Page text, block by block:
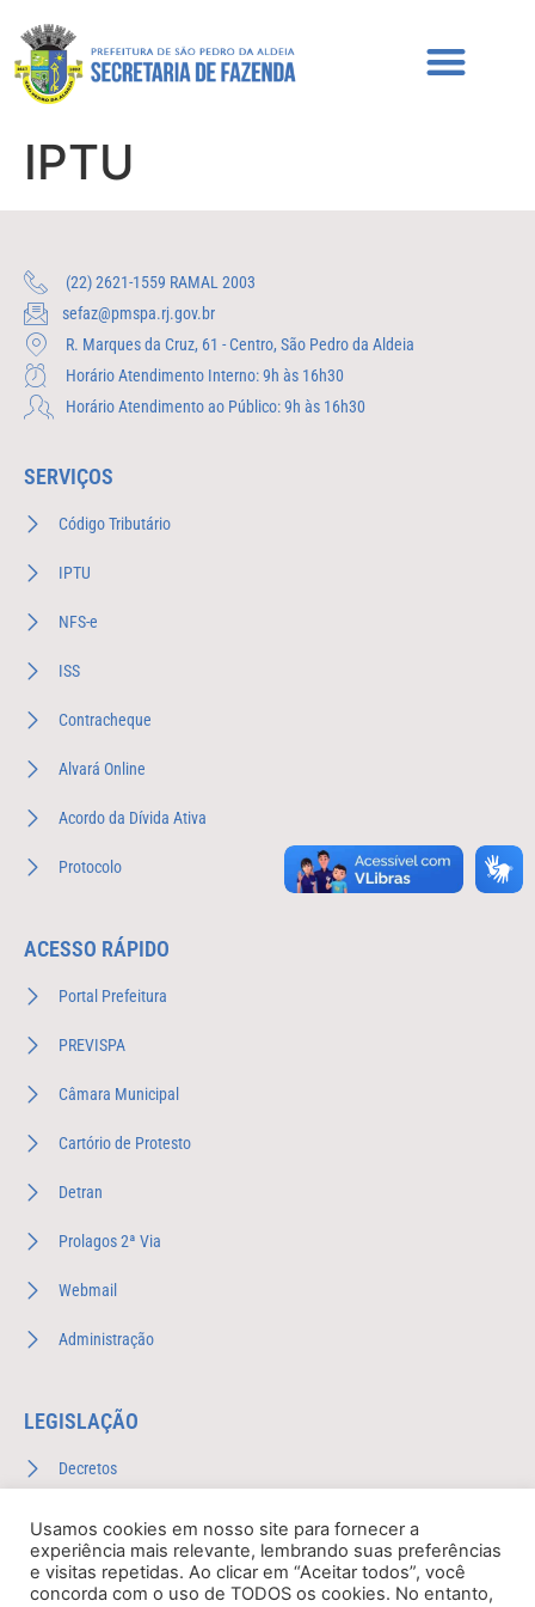
IPTU
(22) 2621-1559 RAMAL 2003
sefaz@pmspa.rj.gov.br
R. Marques da Cruz, 61 - Centro, São Pedro da Aldeia
Horário Atendimento Interno: 9h às 16h30
Horário Atendimento ao Público: 9h às 16h30
SERVIÇOS
Código Tributário
IPTU
NFS-e
ISS
Contracheque
Alvará Online
Acordo da Dívida Ativa
Protocolo
ACESSO RÁPIDO
Portal Prefeitura
PREVISPA
Câmara Municipal
Cartório de Protesto
Detran
Prolagos 2ª Via
Webmail
Administração
LEGISLAÇÃO
Decretos
Leis Complementares
Leis Ordinárias
Usamos cookies em nosso site para fornecer a
experiência mais relevante, lembrando suas preferências
e visitas repetidas. Ao clicar em “Aceitar todos”, você
concorda com o uso de TODOS os cookies. No entanto,